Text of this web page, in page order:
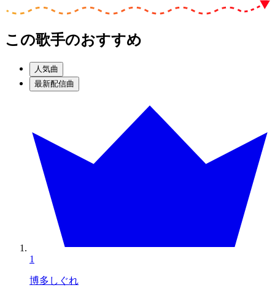
この歌手のおすすめ
人気曲
最新配信曲
1
博多しぐれ